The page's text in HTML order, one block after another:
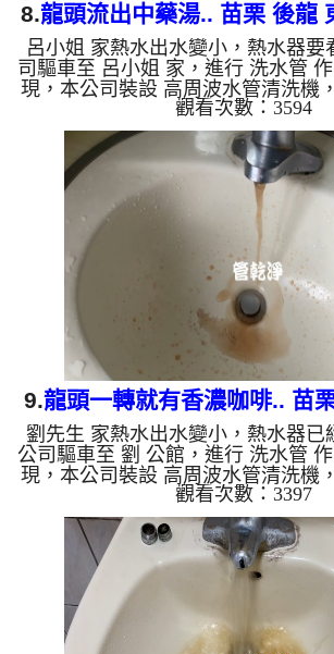
8.龍頭流出中藥湯.. 苗栗 後龍
管
呂小姐 家熱水出水變小，熱水器要
司驅車至 呂小姐 家，進行 洗水管
現，本公司裝設 高周波水管清洗機
水管，等了約15分，開啟 水管清洗
波 模式，一洗水管就流出髒水，就
個多小時後，熱水出水量恢復熱水
是自來水，如水管老化，會產生鐵
出來的水就會是咖啡色，地下水含
會結成黑色管垢，洗出來的水會跟
洗出綠色的水，是因為裡面有銅的
綠，如是藍色的水，是
觀看次數：3594
9.龍頭一轉就有香濃咖啡.. 苗
洗水管
劉先生 家熱水出水變小，熱水器已
公司驅車至 劉 公館，進行 洗水管
現，本公司裝設 高周波水管清洗機
水管，等了約15分，開啟 水管清洗
波 模式，一洗水管就流出髒水，突
個多小時後，熱水出水量恢復熱水
是自來水，如水管老化，會產生鐵
出來的水就會是咖啡色，地下水含
會結成黑色管垢，洗出來的水會跟
洗出綠色的水，是因為裡面有銅的
綠，如是藍色的水，是
觀看次數：3397